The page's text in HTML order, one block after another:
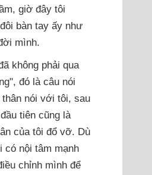
giờ đây tôi
bàn tay ấy như
mình.
không phải qua
đó là câu nói
nói với tôi, sau
tiên cũng là
của tôi đổ vỡ. Dù
có nội tâm mạnh
chỉnh mình để